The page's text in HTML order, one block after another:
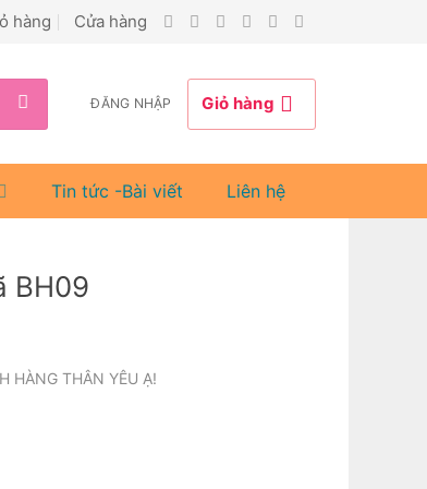
hàng Cửa hàng
ĐĂNG NHẬP Giỏ hàng
Tin tức -Bài viết Liên hệ
BH09
HÀNG THÂN YÊU Ạ!